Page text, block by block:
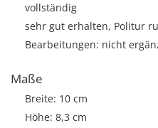
vollständig
sehr gut erhalten, Politur
Bearbeitungen: nicht
Maße
Breite: 10 cm
Höhe: 8,3 cm